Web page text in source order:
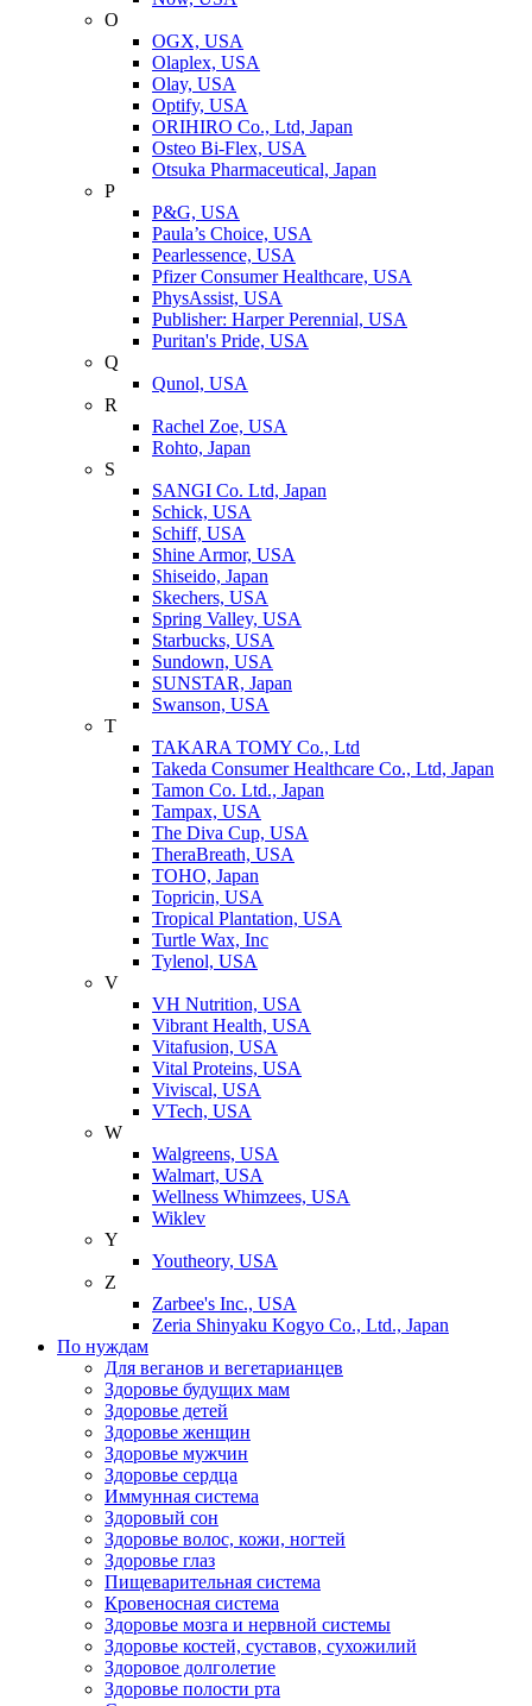
O
OGX, USA
Olaplex, USA
Olay, USA
Optify, USA
ORIHIRO Co., Ltd, Japan
Osteo Bi-Flex, USA
Otsuka Pharmaceutical, Japan
P
P&G, USA
Paula’s Choice, USA
Pearlessence, USA
Pfizer Consumer Healthcare, USA
PhysAssist, USA
Publisher: Harper Perennial, USA
Puritan's Pride, USA
Q
Qunol, USA
R
Rachel Zoe, USA
Rohto, Japan
S
SANGI Co. Ltd, Japan
Schick, USA
Schiff, USA
Shine Armor, USA
Shiseido, Japan
Skechers, USA
Spring Valley, USA
Starbucks, USA
Sundown, USA
SUNSTAR, Japan
Swanson, USA
T
TAKARA TOMY Co., Ltd
Takeda Consumer Healthcare Co., Ltd, Japan
Tamon Co. Ltd., Japan
Tampax, USA
The Diva Cup, USA
TheraBreath, USA
TOHO, Japan
Topricin, USA
Tropical Plantation, USA
Turtle Wax, Inc
Tylenol, USA
V
VH Nutrition, USA
Vibrant Health, USA
Vitafusion, USA
Vital Proteins, USA
Viviscal, USA
VTech, USA
W
Walgreens, USA
Walmart, USA
Wellness Whimzees, USA
Wiklev
Y
Youtheory, USA
Z
Zarbee's Inc., USA
Zeria Shinyaku Kogyo Co., Ltd., Japan
По нуждам
Для веганов и вегетарианцев
Здоровье будущих мам
Здоровье детей
Здоровье женщин
Здоровье мужчин
Здоровье сердца
Иммунная система
Здоровый сон
Здоровье волос, кожи, ногтей
Здоровье глаз
Пищеварительная система
Кровеносная система
Здоровье мозга и нервной системы
Здоровье костей, суставов, сухожилий
Здоровое долголетие
Здоровье полости рта